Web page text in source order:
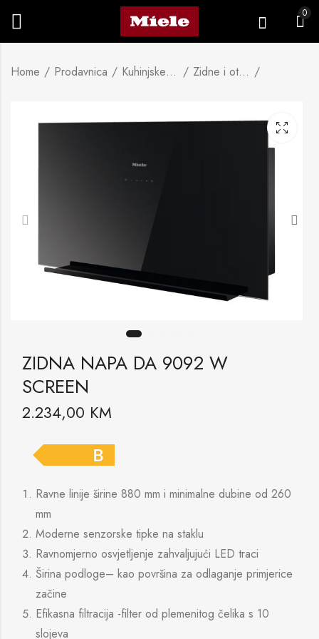
0
Home Prodavnica Kuhinjske nape Zidne i otočne kuhinjske nape
ZIDNA NAPA DA 9092 W
SCREEN
2.234,00 KM
B
Ravne linije širine 880 mm i minimalne dubine od 260
mm
Moderne senzorske tipke na staklu
Ravnomjerno osvjetljenje zahvaljujući LED traci
Širina podloge– kao površina za odlaganje primjerice
začine
Efikasna filtracija -filter od plemenitog čelika s 10
slojeva